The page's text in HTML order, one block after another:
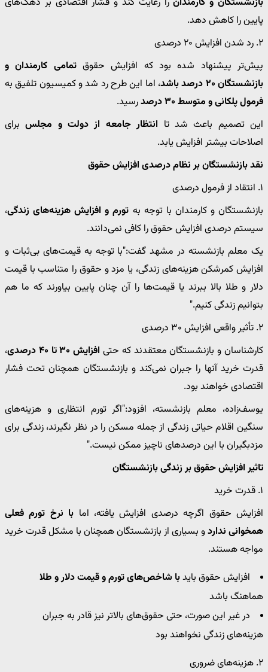
پایین را کاهش دهد.
۲. رد شدن افزایش ۲۰ درصدی
پیش‌تر پیشنهاد شده بود که افزایش حقوقتمامی کارمندان و
بازنشستگان ۲۰ درصد باشد
، اما این طرح رد شد و کمیسیون تلفیق به
فرمول پلکانی و متوسط ۳۰ درصد
رسید.
این تصمیم باعث شد تا انتظار جامعه از دولت و مجلسبرای
اصلاحات بیشتر افزایش یابد.
نقد بازنشستگان بر نظام درصدی افزایش حقوق
۱. انتقاد از فرمول درصدی
بازنشستگان و کارمندان با توجه به تورم و افزایش هزینه‌های زندگی،
سیستم درصدی افزایش حقوق را کافی نمی‌دانند.
یک معلم بازنشسته در مشهد گفت:"با توجه به قیمت‌های بی‌ثبات و
افزایش کمرشکن هزینه‌های زندگی، یا مزد و حقوق را متناسب با قیمت
دلار و طلا بالا ببرند یا قیمت‌ها را آن چنان پایین بیاورند که ما هم
بتوانیم زندگی کنیم."
۲. تأثیر واقعی افزایش ۳۰ درصدی
کارشناسان و بازنشستگان معتقدند که حتی افزایش ۳۰ تا ۴۰ درصدی
،
قدرت خرید آنها را جبران نمی‌کند و بازنشستگان همچنان تحت فشار
اقتصادی خواهند بود.
یوسف‌زاده، معلم بازنشسته، افزود:"اگر تورم انتظاری و هزینه‌های
سنگین اقلام حیاتی زندگی از جمله مسکن را در نظر نگیرند، زندگی برای
مزدبگیران با این درصدهای ناچیز ممکن نیست."
تاثیر افزایش حقوق بر زندگی بازنشستگان
۱. قدرت خرید
افزایش حقوق اگرچه درصدی افزایش یافته، اما با نرخ تورم فعلی
همخوانی نداردو بسیاری از بازنشستگان همچنان با مشکل قدرت خرید
مواجه هستند.
افزایش حقوق بایدبا شاخص‌های تورم و قیمت دلار و طلا
هماهنگ باشد
در غیر این صورت، حتی حقوق‌های بالاتر نیز قادر به جبران
هزینه‌های زندگی نخواهند بود
۲. هزینه‌های ضروری